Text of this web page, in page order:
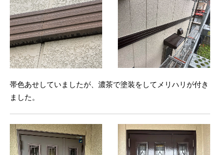
帯色あせしていましたが、濃茶で塗装をしてメリハリが付き
ました。